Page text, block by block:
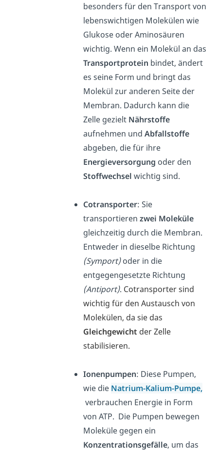
besonders für den Transport von
lebenswichtigen Molekülen wie
Glukose oder Aminosäuren
wichtig. Wenn ein Molekül an das
Transportprotein bindet, ändert
es seine Form und bringt das
Molekül zur anderen Seite der
Membran. Dadurch kann die
Zelle gezielt Nährstoffe
aufnehmen undAbfallstoffe
abgeben, die für ihre
Energieversorgung oder den
Stoffwechsel wichtig sind.
Cotransporter: Sie
transportierenzwei Moleküle
gleichzeitig durch die Membran.
Entweder in dieselbe Richtung
(Symport)oder in die
entgegengesetzte Richtung
(Antiport). Cotransporter sind
wichtig für den Austausch von
Molekülen, da sie das
Gleichgewicht der Zelle
stabilisieren.
Ionenpumpen: Diese Pumpen,
wie die Natrium-Kalium-Pumpe,
verbrauchen Energie in Form
von ATP. Die Pumpen bewegen
Moleküle gegen ein
Konzentrationsgefälle, um das